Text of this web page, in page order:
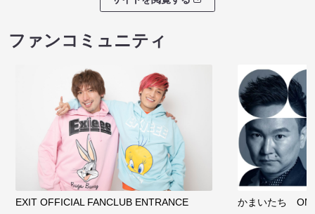
ファンコミュニティ
EXIT OFFICIAL FANCLUB ENTRANCE かまいたち